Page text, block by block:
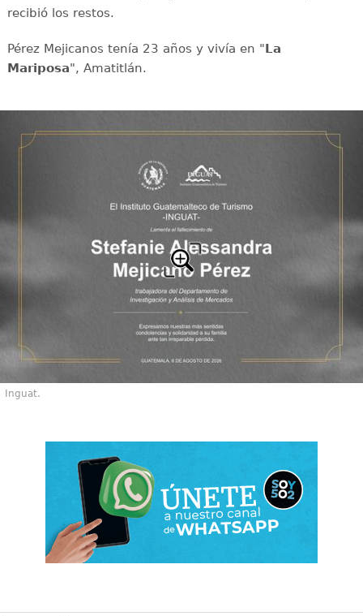
recibió los restos.
Pérez Mejicanos tenía 23 años y vivía en "La
Mariposa", Amatitlán.
Inguat.